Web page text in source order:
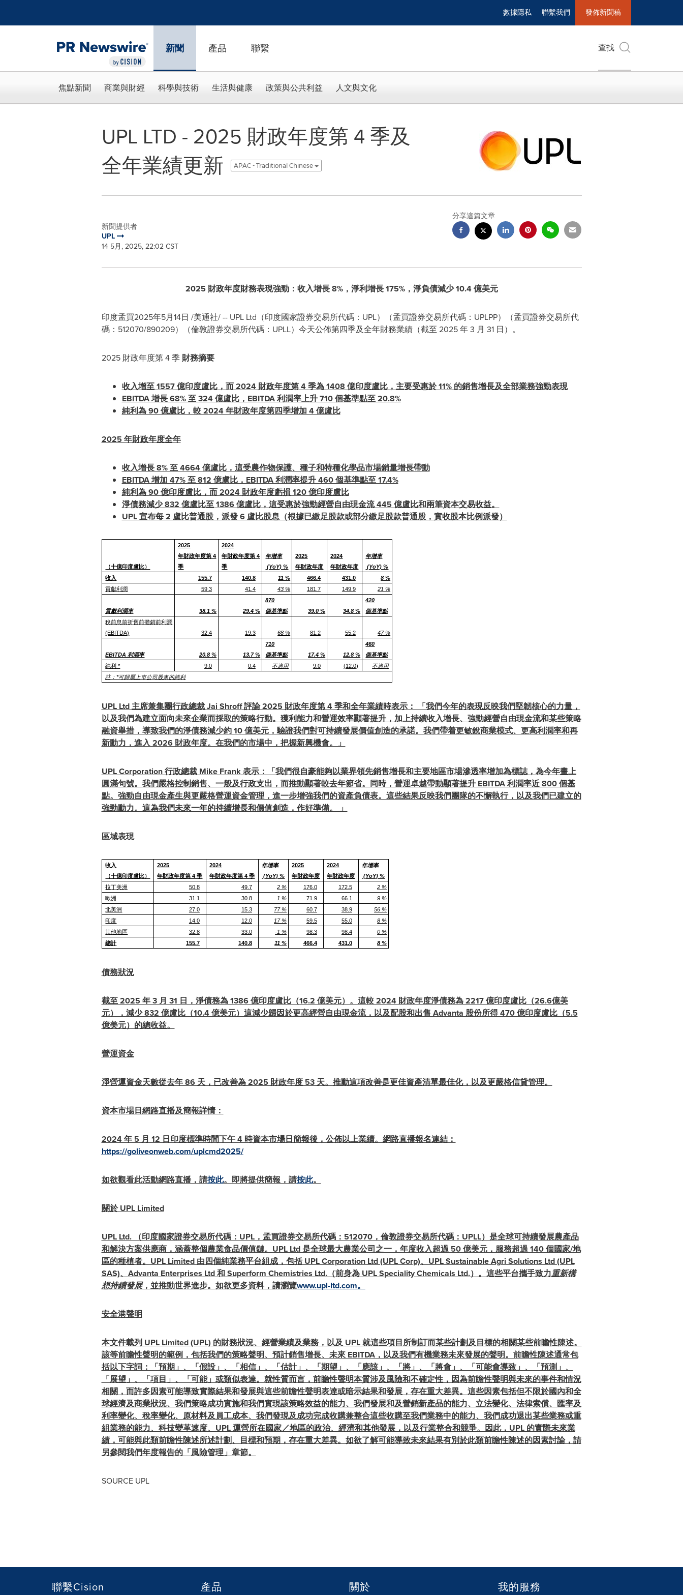
數據隱私 聯繫我們 發佈新聞稿
新聞 產品 聯繫 查找
焦點新聞 商業與財經 科學與技術 生活與健康 政策與公共利益 人文與文化
UPL LTD - 2025 財政年度第 4 季及
全年業績更新
APAC - Traditional Chinese
新聞提供者
UPL
14 5月, 2025, 22:02 CST
分享這篇文章
2025 財政年度財務表現強勁：收入增長 8%，淨利增長 175%，淨負債減少 10.4 億美元
印度孟買2025年5月14日 /美通社/ -- UPL Ltd（印度國家證券交易所代碼：UPL）（孟買證券交易所代碼：UPLPP）（孟買證券交易所代
碼：512070/890209）（倫敦證券交易所代碼：UPLL）今天公佈第四季及全年財務業績（截至 2025 年 3 月 31 日）。
2025 財政年度第 4 季財務摘要
收入增至 1557 億印度盧比，而 2024 財政年度第 4 季為 1408 億印度盧比，主要受惠於 11% 的銷售增長及全部業務強勁表現
EBITDA 增長 68% 至 324 億盧比，EBITDA 利潤率上升 710 個基準點至 20.8%
純利為 90 億盧比，較 2024 年財政年度第四季增加 4 億盧比
2025 年財政年度全年
收入增長 8% 至 4664 億盧比，這受農作物保護、種子和特種化學品市場銷量增長帶動
EBITDA 增加 47% 至 812 億盧比，EBITDA 利潤率提升 460 個基準點至 17.4%
純利為 90 億印度盧比，而 2024 財政年度虧損 120 億印度盧比
淨債務減少 832 億盧比至 1386 億盧比，這受惠於強勁經營自由現金流 445 億盧比和兩筆資本交易收益。
UPL 宣布每 2 盧比普通股，派發 6 盧比股息（根據已繳足股款或部分繳足股款普通股，實收股本比例派發）
（十億印度盧比）
2025
年財政年度第 4
季
2024
年財政年度第 4
季
年增率
(YoY) %
2025
年財政年度
2024
年財政年度
年增率
(YoY) %
收入
155.7 140.8 11 % 466.4 431.0
8 %
貢獻利潤
59.3 41.4 43 % 181.7 149.9 21 %
貢獻利潤率 38.1 % 29.4 %
870
個基準點
39.0 % 34.8 %
420
個基準點
稅前息前折舊前攤銷前利潤
(EBITDA)
32.4 19.3 68 % 81.2 55.2 47 %
EBITDA 利潤率 20.8 % 13.7 %
710
個基準點
17.4 % 12.8 %
460
個基準點
純利 *
9.0 0.4 不適用 9.0 (12.0)
不適用
註：*可歸屬上市公司股東的純利
UPL Ltd 主席兼集團行政總裁Jai Shroff評論 2025 財政年度第 4 季和全年業績時表示： 「我們今年的表現反映我們堅韌核心的力量，
以及我們為建立面向未來企業而採取的策略行動。獲利能力和營運效率顯著提升，加上持續收入增長、強勁經營自由現金流和某些策略
融資舉措，導致我們的淨債務減少約 10 億美元，驗證我們對可持續發展價值創造的承諾。我們帶着更敏銳商業模式、更高利潤率和再
新動力，進入 2026 財政年度。在我們的市場中，把握新興機會。」
UPL Corporation 行政總裁 Mike Frank表示：「我們很自豪能夠以業界領先銷售增長和主要地區市場滲透率增加為標誌，為今年畫上
圓滿句號。我們嚴格控制銷售、一般及行政支出，而推動顯著較去年節省。同時，營運卓越帶動顯著提升 EBITDA 利潤率近 800 個基
點。強勁自由現金產生與更嚴格營運資金管理，進一步增強我們的資產負債表。這些結果反映我們團隊的不懈執行，以及我們已建立的
強勁動力。這為我們未來一年的持續增長和價值創造，作好準備。 」
區域表現
收入
（十億印度盧比）
2025
年財政年度第 4 季
2024
年財政年度第 4 季
年增率
(YoY) %
2025
年財政年度
2024
年財政年度
年增率
(YoY) %
拉丁美洲
50.8 49.7 2 % 176.0 172.5
2 %
歐洲
31.1 30.8 1 % 71.9 66.1
9 %
北美洲
27.0 15.3 77 % 60.7 38.9
56 %
印度
14.0 12.0 17 % 59.5 55.0
8 %
其他地區
32.8 33.0 -1 % 98.3 98.4
0 %
總計
155.7 140.8 11 % 466.4 431.0 8 %
債務狀況
截至 2025 年 3 月 31 日，淨債務為 1386 億印度盧比（16.2 億美元）。這較 2024 財政年度淨債務為 2217 億印度盧比（26.6億美
元），減少 832 億盧比（10.4 億美元）這減少歸因於更高經營自由現金流，以及配股和出售 Advanta 股份所得 470 億印度盧比（5.5
億美元）的總收益。
營運資金
淨營運資金天數從去年 86 天，已改善為 2025 財政年度 53 天。推動這項改善是更佳資產清單最佳化，以及更嚴格信貸管理。
資本市場日網路直播及簡報詳情：
2024 年 5 月 12 日印度標準時間下午 4 時資本市場日簡報後，公佈以上業續。網路直播報名連結：
https://goliveonweb.com/uplcmd2025/
如欲觀看此活動網路直播，請按此。即將提供簡報，請按此。
關於 UPL Limited
UPL Ltd. （印度國家證券交易所代碼：UPL，孟買證券交易所代碼：512070，倫敦證券交易所代碼：UPLL）是全球可持續發展農產品
和解決方案供應商，涵蓋整個農業食品價值鏈。UPL Ltd 是全球最大農業公司之一，年度收入超過 50 億美元，服務超過 140 個國家/地
區的種植者。UPL Limited 由四個純業務平台組成，包括 UPL Corporation Ltd (UPL Corp)、UPL Sustainable Agri Solutions Ltd (UPL
SAS)、Advanta Enterprises Ltd 和 Superform Chemistries Ltd.（前身為 UPL Speciality Chemicals Ltd.）。這些平台攜手致力重新構
想持續發展，並推動世界進步。如欲更多資料，請瀏覽www.upl-ltd.com。
安全港聲明
本文件載列 UPL Limited (UPL) 的財務狀況、經營業績及業務，以及 UPL 就這些項目所制訂而某些計劃及目標的相關某些前瞻性陳述。
該等前瞻性聲明的範例，包括我們的策略聲明、預計銷售增長、未來 EBITDA，以及我們有機業務未來發展的聲明。前瞻性陳述通常包
括以下字詞：「預期」、「假設」、「相信」、「估計」、「期望」、「應該」、「將」、「將會」、「可能會導致」、「預測」、
「展望」、「項目」、「可能」或類似表達。就性質而言，前瞻性聲明本質涉及風險和不確定性，因為前瞻性聲明與未來的事件和情況
相關，而許多因素可能導致實際結果和發展與這些前瞻性聲明表達或暗示結果和發展，存在重大差異。這些因素包括但不限於國內和全
球經濟及商業狀況、我們策略成功實施和我們實現該策略效益的能力、我們發展和及營銷新產品的能力、立法變化、法律索償、匯率及
利率變化、稅率變化、原材料及員工成本、我們發現及成功完成收購兼整合這些收購至我們業務中的能力、我們成功退出某些業務或重
組業務的能力、科技變革速度、UPL 運營所在國家／地區的政治、經濟和其他發展，以及行業整合和競爭。因此，UPL 的實際未來業
績，可能與此類前瞻性陳述所述計劃、目標和預期，存在重大差異。如欲了解可能導致未來結果有別於此類前瞻性陳述的因素討論，請
另參閱我們年度報告的「風險管理」章節。
SOURCE UPL
聯繫Cision 產品 關於 我的服務